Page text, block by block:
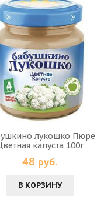
лукошко Пюре
капуста 100г
48 руб.
В КОРЗИНУ